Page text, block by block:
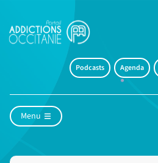
Podcasts Agenda
Menu